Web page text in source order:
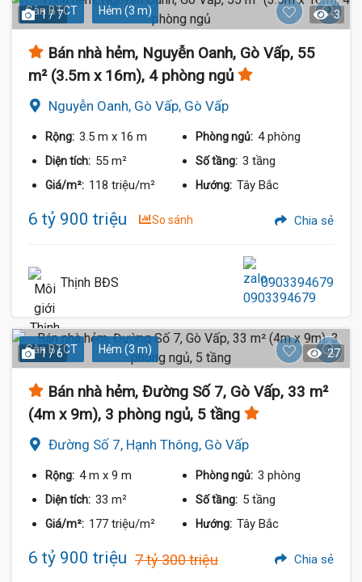
Sàn BTCT Hẻm (3 m)
1 / 7 3
Bán nhà hẻm, Nguyễn Oanh, Gò Vấp, 55
m² (3.5m x 16m), 4 phòng ngủ
Nguyễn Oanh, Gò Vấp, Gò Vấp
Rộng: 3.5 m x 16 m Phòng ngủ: 4 phòng
Diện tích: 55 m² Số tầng: 3 tầng
Giá/m²: 118 triệu/m² Hướng: Tây Bắc
6 tỷ 900 triệu So sánh Chia sẻ
Thịnh BĐS 0903394679
Sàn BTCT Hẻm (3 m)
1 / 6 27
Bán nhà hẻm, Đường Số 7, Gò Vấp, 33 m²
(4m x 9m), 3 phòng ngủ, 5 tầng
Đường Số 7, Hạnh Thông, Gò Vấp
Rộng: 4 m x 9 m Phòng ngủ: 3 phòng
Diện tích: 33 m² Số tầng: 5 tầng
Giá/m²: 177 triệu/m² Hướng: Tây Bắc
6 tỷ 900 triệu 7 tỷ 300 triệu Chia sẻ